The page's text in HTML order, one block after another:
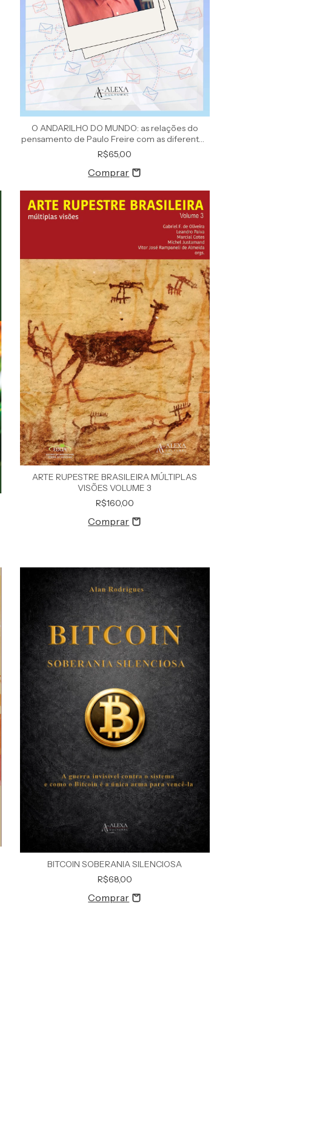
O ANDARILHO DO MUNDO: as relações do
pensamento de Paulo Freire com as diferentes
áreas do conhecimento
R$65,00
ARTE RUPESTRE BRASILEIRA MÚLTIPLAS
VISÕES VOLUME 3
R$160,00
BITCOIN SOBERANIA SILENCIOSA
R$68,00